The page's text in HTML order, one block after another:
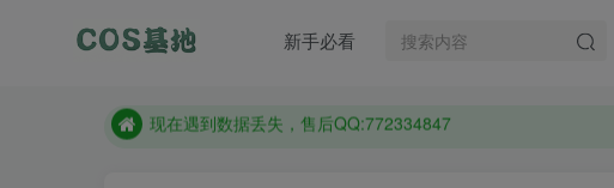
新手必看
防失联：百度搜索《趣画刊》，实时查看最新站点。
售后QQ:772334847